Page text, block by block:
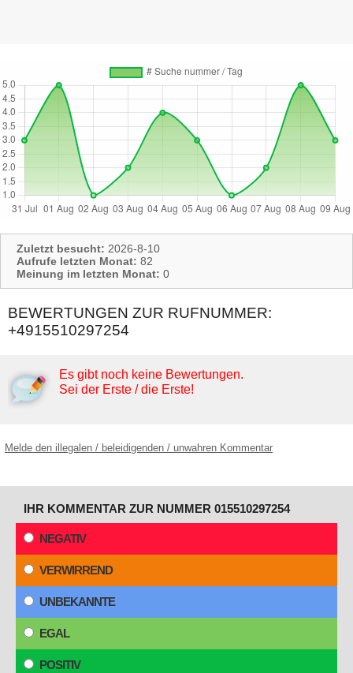
Zuletzt besucht: 2026-8-10
Aufrufe letzten Monat: 82
Meinung im letzten Monat: 0
BEWERTUNGEN ZUR RUFNUMMER:
+4915510297254
Es gibt noch keine Bewertungen.
Sei der Erste / die Erste!
Melde den illegalen / beleidigenden / unwahren Kommentar
IHR KOMMENTAR ZUR NUMMER 015510297254
NEGATIV
VERWIRREND
UNBEKANNTE
EGAL
POSITIV